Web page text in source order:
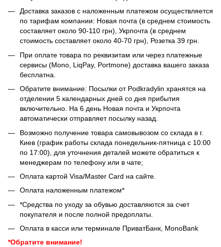
Доставка заказов с наложенным платежом осуществляется
по тарифам компании: Новая почта (в среднем стоимость
составляет около 90-110 грн), Укрпочта (в среднем
стоимость составляет около 40-70 грн), Розетка 39 грн.
При оплате товара по реквизитам или через платежные
сервисы (Mono, LiqPay, Portmone) доставка вашего заказа
бесплатна.
Обратите внимание: Посылки от Podkradylin хранятся на
отделении 5 календарных дней со дня прибытия
включительно. На 6 день Новая почта и Укрпочта
автоматически отправляет посылку назад.
Возможно получение товара самовывозом со склада в г.
Киев (график работы склада понедельник-пятница с 10:00
по 17:00), для уточнения деталей можете обратиться к
менеджерам по телефону или в чате;
Оплата картой Visa/Master Card на сайте.
Оплата наложенным платежом*
*Средства по уходу за обувью доставляются за счет
покупателя и после полной предоплаты.
Оплата в касси или терминале ПриватБанк, MonoBank
*Обратите внимание!